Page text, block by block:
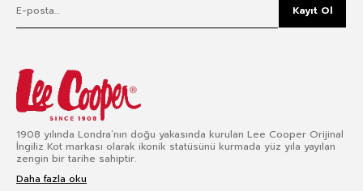
Kayıt Ol
1908 yılında Londra’nın doğu yakasında kurulan Lee Cooper Orijinal
İngiliz Kot markası olarak ikonik statüsünü kurmada yüz yıla yayılan
zengin bir tarihe sahiptir.
Daha fazla oku